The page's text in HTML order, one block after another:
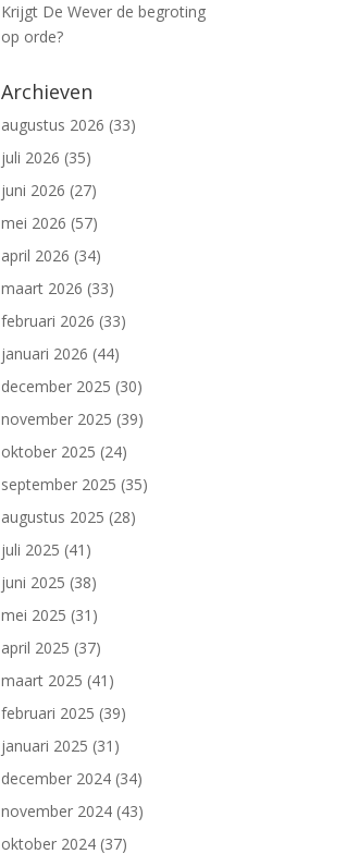
Krijgt De Wever de begroting
op orde?
Archieven
augustus 2026 (33)
juli 2026 (35)
juni 2026 (27)
mei 2026 (57)
april 2026 (34)
maart 2026 (33)
februari 2026 (33)
januari 2026 (44)
december 2025 (30)
november 2025 (39)
oktober 2025 (24)
september 2025 (35)
augustus 2025 (28)
juli 2025 (41)
juni 2025 (38)
mei 2025 (31)
april 2025 (37)
maart 2025 (41)
februari 2025 (39)
januari 2025 (31)
december 2024 (34)
november 2024 (43)
oktober 2024 (37)